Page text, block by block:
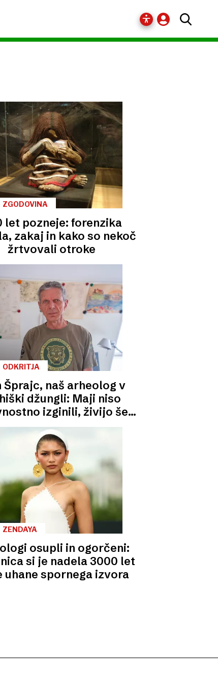
ZGODOVINA
let pozneje: forenzika
zakaj in kako so nekoč
žrtvovali otroke
ODKRITJA
Šprajc, naš arheolog v
džungli: Maji niso
izginili, živijo še
danes
ZENDAYA
osupli in ogorčeni:
si je nadela 3000 let
uhane spornega izvora